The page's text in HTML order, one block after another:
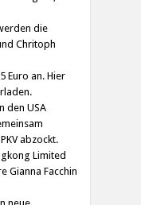
die
Chritoph
Euro an. Hier
den USA
abzockt.
Limited
Gianna Facchin